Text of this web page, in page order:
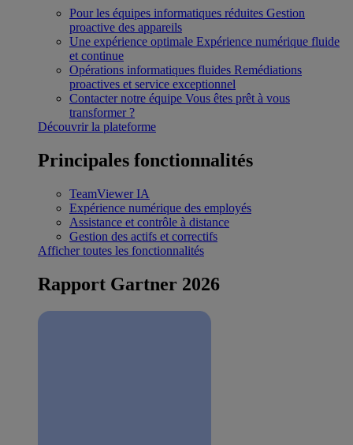
Pour les équipes informatiques réduites Gestion
proactive des appareils
Une expérience optimale Expérience numérique fluide
et continue
Opérations informatiques fluides Remédiations
proactives et service exceptionnel
Contacter notre équipe Vous êtes prêt à vous
transformer ?
Découvrir la plateforme
Principales fonctionnalités
TeamViewer IA
Expérience numérique des employés
Assistance et contrôle à distance
Gestion des actifs et correctifs
Afficher toutes les fonctionnalités
Rapport Gartner 2026